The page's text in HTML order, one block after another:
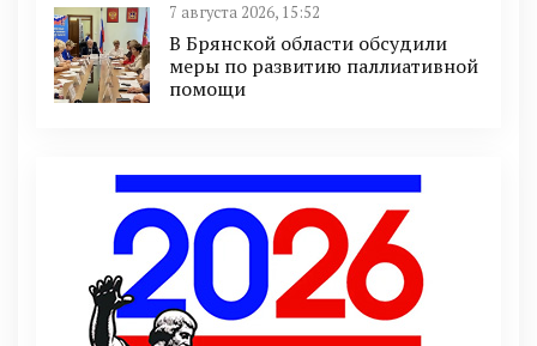
7 августа 2026, 15:52
В Брянской области обсудили
меры по развитию паллиативной
помощи